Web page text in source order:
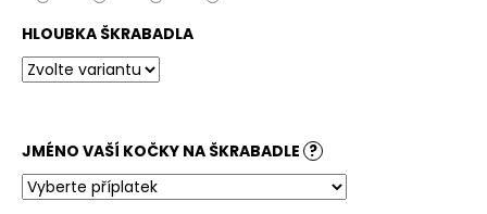
HLOUBKA ŠKRABADLA
JMÉNO VAŠÍ KOČKY NA ŠKRABADLE ?